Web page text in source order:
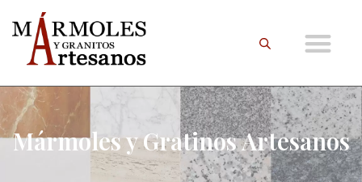
Mármoles y Gratinos Artesanos